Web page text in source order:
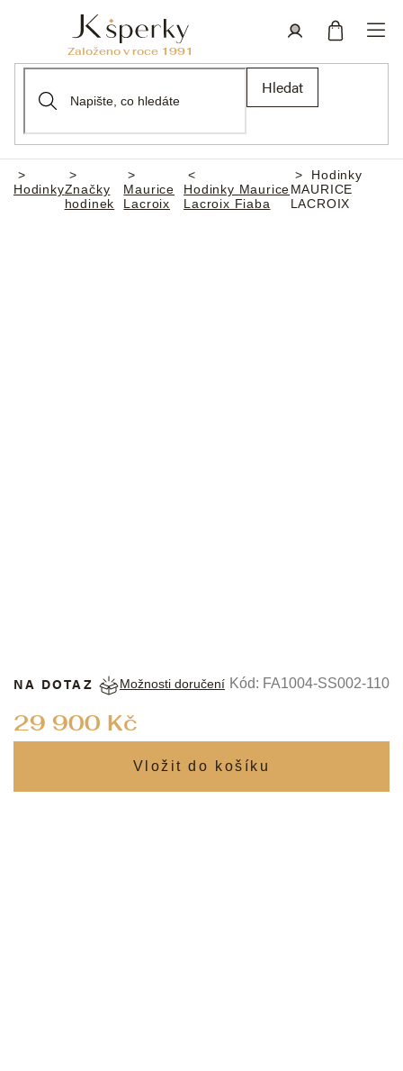
Hledat
Domů
HodinkyZnačky
hodinek
Maurice
Lacroix
Hodinky Maurice
Lacroix Fiaba
Hodinky
MAURICE
LACROIX
29 900 Kč
NA DOTAZ Možnosti doručení Kód: FA1004-SS002-110